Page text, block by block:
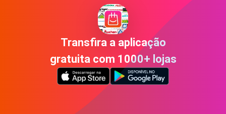
Transfira a aplicação
gratuita com 1000+ lojas